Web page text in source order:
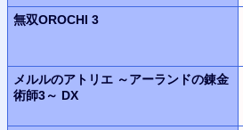
無双OROCHI 3
メルルのアトリエ ～アーランドの錬金
術師3～ DX